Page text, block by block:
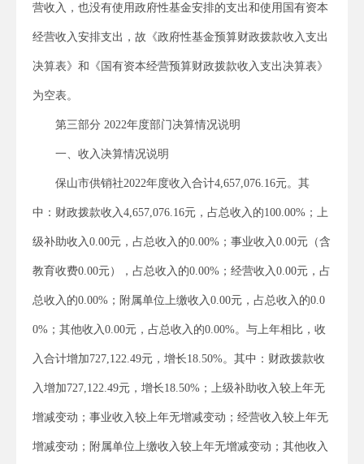
营收入，也没有使用政府性基金安排的支出和使用国有资本
经营收入安排支出，故《政府性基金预算财政拨款收入支出
决算表》和《国有资本经营预算财政拨款收入支出决算表》
为空表。
第三部分 2022年度部门决算情况说明
一、收入决算情况说明
保山市供销社2022年度收入合计4,657,076.16元。其
中：财政拨款收入4,657,076.16元，占总收入的100.00%；上
级补助收入0.00元，占总收入的0.00%；事业收入0.00元（含
教育收费0.00元），占总收入的0.00%；经营收入0.00元，占
总收入的0.00%；附属单位上缴收入0.00元，占总收入的0.0
0%；其他收入0.00元，占总收入的0.00%。与上年相比，收
入合计增加727,122.49元，增长18.50%。其中：财政拨款收
入增加727,122.49元，增长18.50%；上级补助收入较上年无
增减变动；事业收入较上年无增减变动；经营收入较上年无
增减变动；附属单位上缴收入较上年无增减变动；其他收入